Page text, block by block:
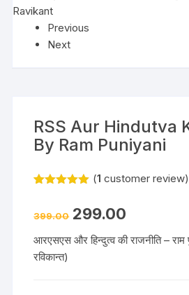
Previous
Next
RSS Aur Hindutva
By Ram Puniyani
based on
rating
(1 customer review)
399.00 299.00
आरएसएस और हिन्दुत्व की राजनीति – राम
रविकान्त)